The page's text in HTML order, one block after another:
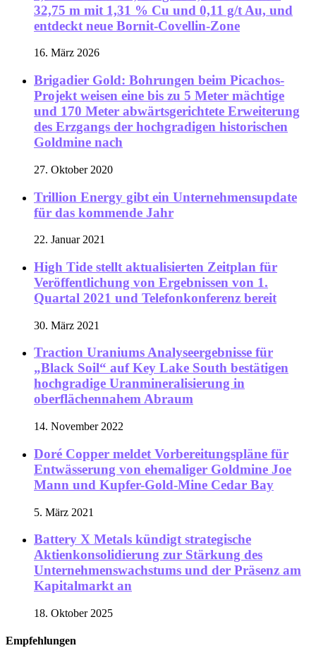
32,75 m mit 1,31 % Cu und 0,11 g/t Au, und
entdeckt neue Bornit-Covellin-Zone
16. März 2026
Brigadier Gold: Bohrungen beim Picachos-
Projekt weisen eine bis zu 5 Meter mächtige
und 170 Meter abwärtsgerichtete Erweiterung
des Erzgangs der hochgradigen historischen
Goldmine nach
27. Oktober 2020
Trillion Energy gibt ein Unternehmensupdate
für das kommende Jahr
22. Januar 2021
High Tide stellt aktualisierten Zeitplan für
Veröffentlichung von Ergebnissen von 1.
Quartal 2021 und Telefonkonferenz bereit
30. März 2021
Traction Uraniums Analyseergebnisse für
„Black Soil“ auf Key Lake South bestätigen
hochgradige Uranmineralisierung in
oberflächennahem Abraum
14. November 2022
Doré Copper meldet Vorbereitungspläne für
Entwässerung von ehemaliger Goldmine Joe
Mann und Kupfer-Gold-Mine Cedar Bay
5. März 2021
Battery X Metals kündigt strategische
Aktienkonsolidierung zur Stärkung des
Unternehmenswachstums und der Präsenz am
Kapitalmarkt an
18. Oktober 2025
Empfehlungen